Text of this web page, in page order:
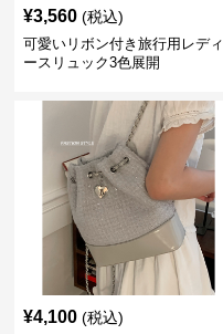
¥3,560 (税込)
可愛いリボン付き旅行用レディ
ースリュック3色展開
¥4,100 (税込)